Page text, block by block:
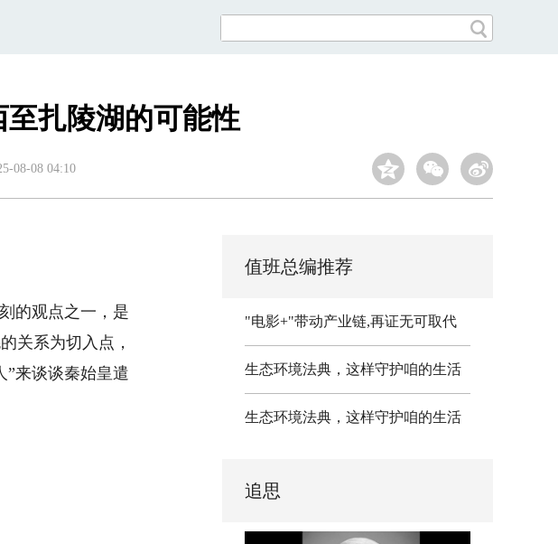
扎陵湖的可能性
08-08 04:10
的观点之一，是
关系为切入点，
”来谈谈秦始皇遣
值班总编推荐
"电影+"带动产业链,再证无可取代
生态环境法典，这样守护咱的生活
生态环境法典，这样守护咱的生活
追思